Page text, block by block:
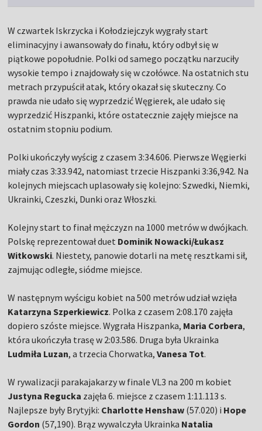
W czwartek Iskrzycka i Kołodziejczyk wygrały start
eliminacyjny i awansowały do finału, który odbył się w
piątkowe popołudnie. Polki od samego początku narzuciły
wysokie tempo i znajdowały się w czołówce. Na ostatnich stu
metrach przypuścił atak, który okazał się skuteczny. Co
prawda nie udało się wyprzedzić Węgierek, ale udało się
wyprzedzić Hiszpanki, które ostatecznie zajęły miejsce na
ostatnim stopniu podium.
Polki ukończyły wyścig z czasem 3:34.606. Pierwsze Węgierki
miały czas 3:33.942, natomiast trzecie Hiszpanki 3:36,942. Na
kolejnych miejscach uplasowały się kolejno: Szwedki, Niemki,
Ukrainki, Czeszki, Dunki oraz Włoszki.
Kolejny start to finał mężczyzn na 1000 metrów w dwójkach.
Polskę reprezentował duet Dominik Nowacki/Łukasz
Witkowski. Niestety, panowie dotarli na metę resztkami sił,
zajmując odległe, siódme miejsce.
W następnym wyścigu kobiet na 500 metrów udział wzięła
Katarzyna Szperkiewicz. Polka z czasem 2:08.170 zajęła
dopiero szóste miejsce. Wygrała Hiszpanka, Maria Corbera,
która ukończyła trasę w 2:03.586. Druga była Ukrainka
Ludmiła Luzan, a trzecia Chorwatka,Vanesa Tot.
W rywalizacji parakajakarzy w finale VL3 na 200 m kobiet
Justyna Regucka zajęła 6. miejsce z czasem 1:11.113 s.
Najlepsze były Brytyjki: Charlotte Henshaw (57.020) i Hope
Gordon (57,190). Brąz wywalczyła Ukrainka Natalia